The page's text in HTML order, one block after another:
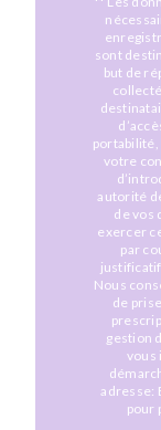
sont
but de
portabilité,
votre
autorité
de vos
exercer
par
Nous
de
gestion
vous
adresse:
pour